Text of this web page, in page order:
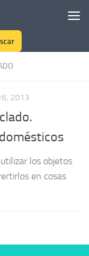
2013
los objetos
en cosas